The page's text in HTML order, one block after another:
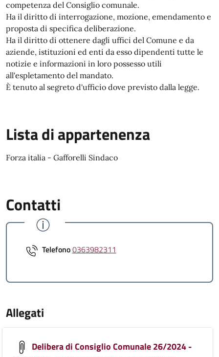
competenza del Consiglio comunale.
Ha il diritto di interrogazione, mozione, emendamento e
proposta di specifica deliberazione.
Ha il diritto di ottenere dagli uffici del Comune e da
aziende, istituzioni ed enti da esso dipendenti tutte le
notizie e informazioni in loro possesso utili
all'espletamento del mandato.
È tenuto al segreto d'ufficio dove previsto dalla legge.
Lista di appartenenza
Forza italia - Gafforelli Sindaco
Contatti
Telefono0363982311
Allegati
Delibera di Consiglio Comunale 26/2024 -